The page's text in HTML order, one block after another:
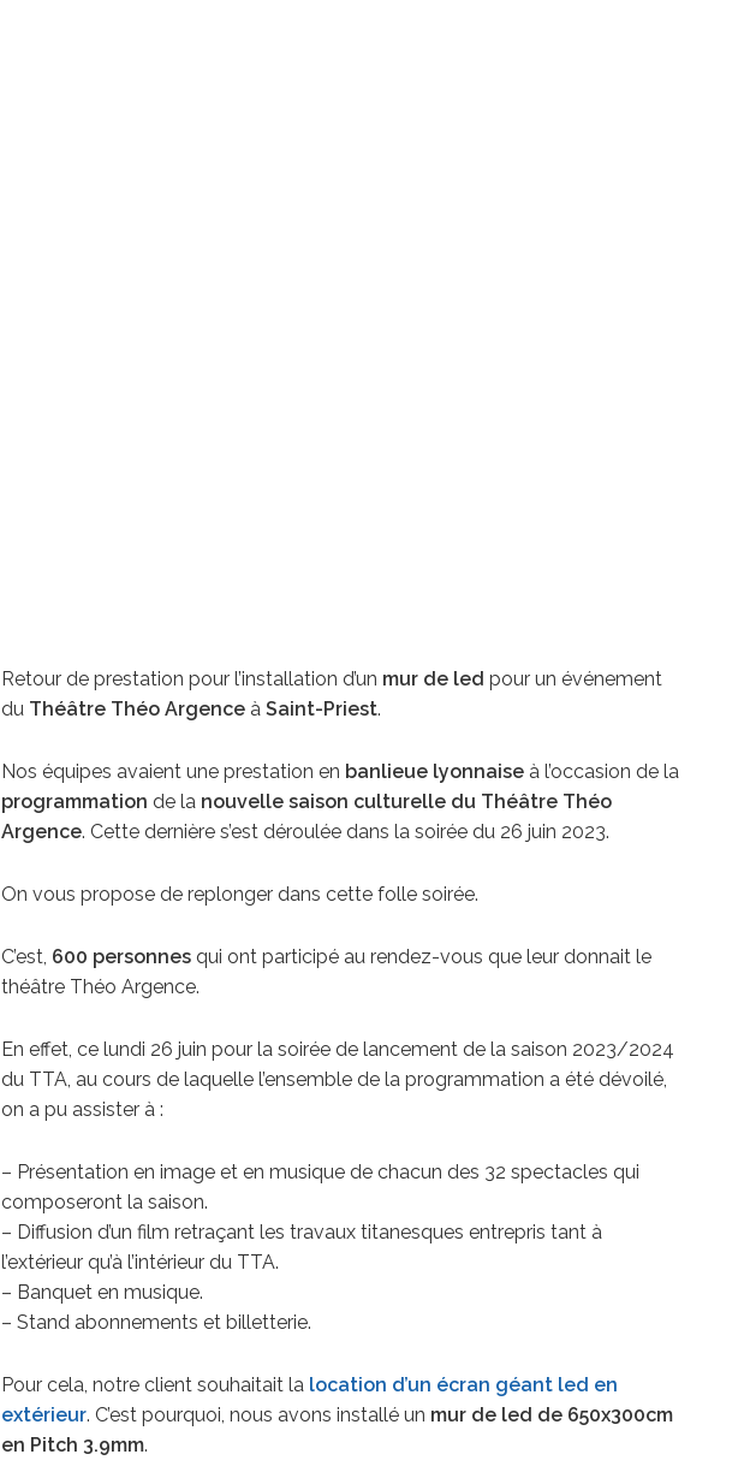
Retour de prestation pour l’installation d’un mur de led pour un événement
du Théâtre Théo Argenceà Saint-Priest.
Nos équipes avaient une prestation en banlieue lyonnaise à l’occasion de la
programmation de la nouvelle saison culturelle du Théâtre Théo
Argence. Cette dernière s’est déroulée dans la soirée du 26 juin 2023.
On vous propose de replonger dans cette folle soirée.
C’est, 600 personnesqui ont participé au rendez-vous que leur donnait le
théâtre Théo Argence.
En effet, ce lundi 26 juin pour la soirée de lancement de la saison 2023/2024
du TTA, au cours de laquelle l’ensemble de la programmation a été dévoilé,
on a pu assister à :
– Présentation en image et en musique de chacun des 32 spectacles qui
composeront la saison.
– Diffusion d’un film retraçant les travaux titanesques entrepris tant à
l’extérieur qu’à l’intérieur du TTA.
– Banquet en musique.
– Stand abonnements et billetterie.
Pour cela, notre client souhaitait la location d’un écran géant led en
extérieur. C’est pourquoi, nous avons installé un mur de led de 650x300cm
en Pitch 3.9mm.